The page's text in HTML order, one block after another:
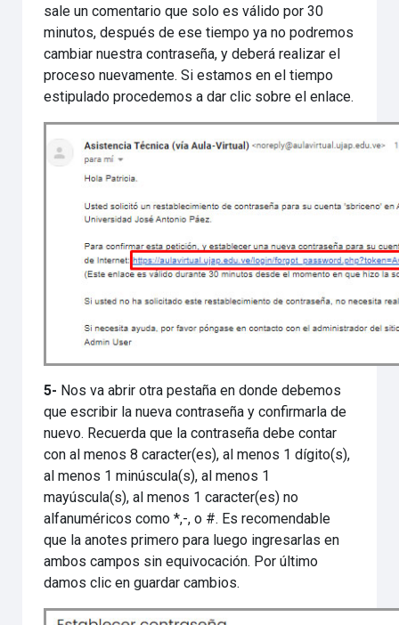
sale un comentario que solo es válido por 30
minutos, después de ese tiempo ya no podremos
cambiar nuestra contraseña, y deberá realizar el
proceso nuevamente. Si estamos en el tiempo
estipulado procedemos a dar clic sobre el enlace.
5- Nos va abrir otra pestaña en donde debemos
que escribir la nueva contraseña y confirmarla de
nuevo. Recuerda que la contraseña debe contar
con al menos 8 caracter(es), al menos 1 dígito(s),
al menos 1 minúscula(s), al menos 1
mayúscula(s), al menos 1 caracter(es) no
alfanuméricos como *,-, o #. Es recomendable
que la anotes primero para luego ingresarlas en
ambos campos sin equivocación. Por último
damos clic en guardar cambios.